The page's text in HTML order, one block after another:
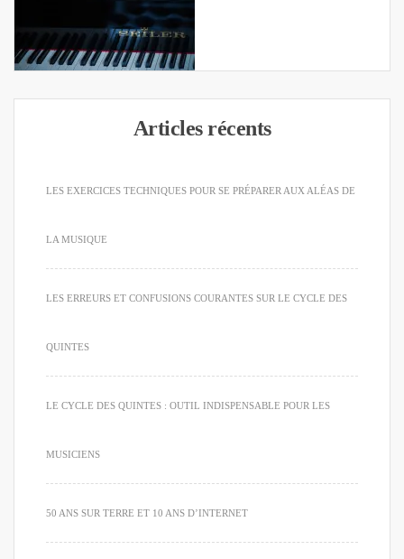
Articles récents
LES EXERCICES TECHNIQUES POUR SE PRÉPARER AUX ALÉAS DE
LA MUSIQUE
LES ERREURS ET CONFUSIONS COURANTES SUR LE CYCLE DES
QUINTES
LE CYCLE DES QUINTES : OUTIL INDISPENSABLE POUR LES
MUSICIENS
50 ANS SUR TERRE ET 10 ANS D’INTERNET